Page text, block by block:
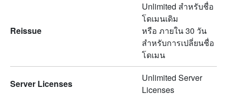
Reissue
Unlimited สำหรับชื่อ
โดเมนเดิม
หรือ ภายใน 30 วัน
สำหรับการเปลี่ยนชื่อ
โดเมน
Server Licenses
Unlimited Server
Licenses